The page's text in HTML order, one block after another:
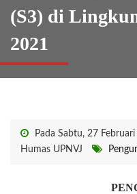
(S3) di
2021
Pada Sabtu, 27
Humas UPNVJ